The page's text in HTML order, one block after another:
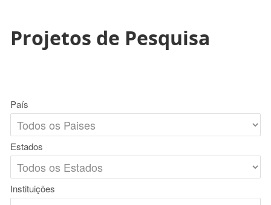
Projetos de Pesquisa
País
Estados
Instituições